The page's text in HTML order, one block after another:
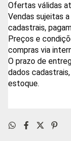
Ofertas válidas
Vendas sujeitas
cadastrais,
Preços e
compras via
O prazo de
dados
estoque.